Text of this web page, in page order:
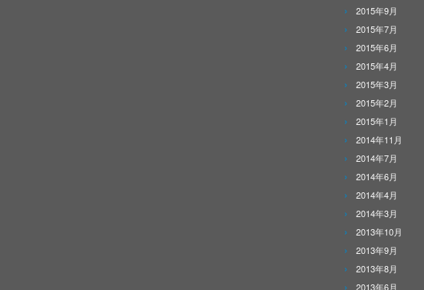
2015年9月
2015年7月
2015年6月
2015年4月
2015年3月
2015年2月
2015年1月
2014年11月
2014年7月
2014年6月
2014年4月
2014年3月
2013年10月
2013年9月
2013年8月
2013年6月